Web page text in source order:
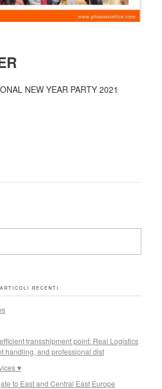
NEW YEAR PARTY 2021
ARTICOLI RECENTI
transshipment point: Real Logistics
handling, and professional dist
♥
to East and Central East Europe